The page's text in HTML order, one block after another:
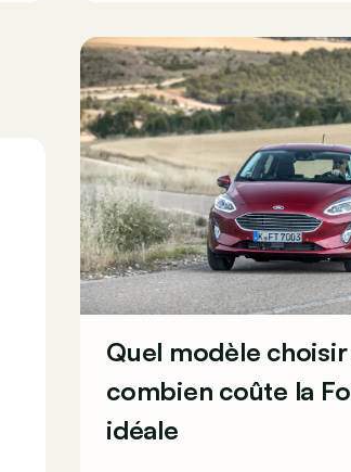
toujours incontournable au sein
segment&nbsp;!
Quel modèle
combien coûte la
idéale